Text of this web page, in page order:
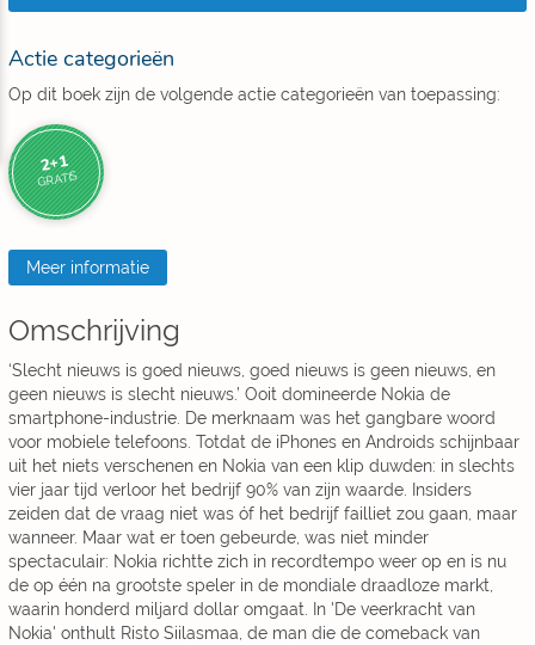
Actie categorieën
Op dit boek zijn de volgende actie categorieën van toepassing:
2+1
GRATIS
Meer informatie
Omschrijving
‘Slecht nieuws is goed nieuws, goed nieuws is geen nieuws, en
geen nieuws is slecht nieuws.’ Ooit domineerde Nokia de
smartphone-industrie. De merknaam was het gangbare woord
voor mobiele telefoons. Totdat de iPhones en Androids schijnbaar
uit het niets verschenen en Nokia van een klip duwden: in slechts
vier jaar tijd verloor het bedrijf 90% van zijn waarde. Insiders
zeiden dat de vraag niet was óf het bedrijf failliet zou gaan, maar
wanneer. Maar wat er toen gebeurde, was niet minder
spectaculair: Nokia richtte zich in recordtempo weer op en is nu
de op één na grootste speler in de mondiale draadloze markt,
waarin honderd miljard dollar omgaat. In 'De veerkracht van
Nokia' onthult Risto Siilasmaa, de man die de comeback van